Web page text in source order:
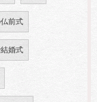
前式
婚式